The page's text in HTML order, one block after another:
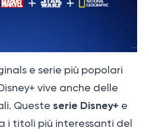
e serie più popolari
vive anche delle
Queste serie Disney+ e
i titoli più interessanti del